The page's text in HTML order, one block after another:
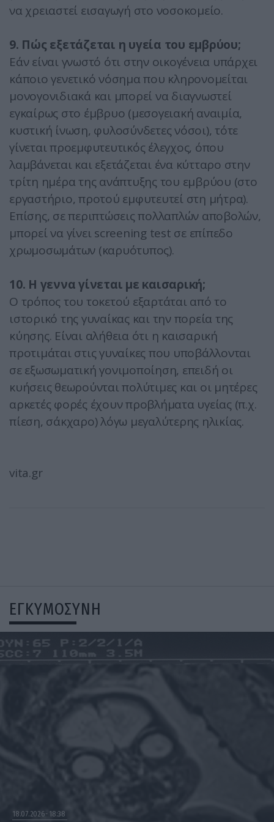
να χρειαστεί εισαγωγή στο νοσοκομείο.
9. Πώς εξετάζεται η υγεία του εµβρύου;
Εάν είναι γνωστό ότι στην οικογένεια υπάρχει
κάποιο γενετικό νόσημα που κληρονομείται
μονογονιδιακά και μπορεί να διαγνωστεί
εγκαίρως στο έμβρυο (μεσογειακή αναιμία,
κυστική ίνωση, φυλοσύνδετες νόσοι), τότε
γίνεται προεμφυτευτικός έλεγχος, όπου
λαμβάνεται και εξετάζεται ένα κύτταρο στην
τρίτη ημέρα της ανάπτυξης του εμβρύου (στο
εργαστήριο, προτού εμφυτευτεί στη μήτρα).
Επίσης, σε περιπτώσεις πολλαπλών αποβολών,
μπορεί να γίνει screening test σε επίπεδο
χρωμοσωμάτων (καρυότυπος).
10. Η γεννα γίνεται µε καισαρική;
Ο τρόπος του τοκετού εξαρτάται από το
ιστορικό της γυναίκας και την πορεία της
κύησης. Είναι αλήθεια ότι η καισαρική
προτιμάται στις γυναίκες που υποβάλλονται
σε εξωσωματική γονιμοποίηση, επειδή οι
κυήσεις θεωρούνται πολύτιμες και οι μητέρες
αρκετές φορές έχουν προβλήματα υγείας (π.χ.
πίεση, σάκχαρο) λόγω μεγαλύτερης ηλικίας.
vita.gr
ΕΓΚΥΜΟΣΥΝΗ
18.07.2026 18:38